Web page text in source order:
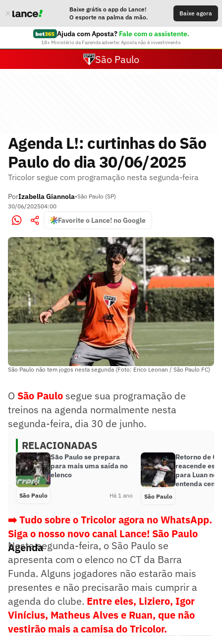
Baixe grátis o app do Lance!
O esporte na palma da mão.
Baixe agora
Ajuda com Aposta? Fale com o assistente.
18+ Ministério da Fazenda adverte: Aposta não é investimento
São Paulo
Agenda L!: curtinhas do São
Paulo do dia 30/06/2025
Tricolor segue com programação nesta segunda-feira
PorIzabella Giannola•São Paulo (SP)
30/06/202504:00
Favorite o Lance! no Google
São Paulo não tem jogos nesta segunda (Foto: Erico Leonan / São Paulo FC)
O São Paulo segue sua programação de
treinos na agenda normalmente nesta
segunda-feira, dia 30 de junho.
RELACIONADAS
São Paulo se prepara
para mais uma saída no
elenco
São Paulo Há 1 ano
Retorno de
reacende
para Luan no
entenda
São Paulo
➡️ Tudo sobre o Tricolor agora no WhatsApp.
Siga o nosso novo canal Lance! São Paulo
Agenda
Nesta segunda-feira, o São Paulo se
apresenta com o elenco no CT da Barra
Funda. Alguns jogadores não estarão mais
presentes e não precisarão mais cumprir a
agenda do clube. Entre eles, Liziero, Igor
Vinícius, Matheus Alves e Ruan, que não
vestirão mais a camisa do Tricolor.